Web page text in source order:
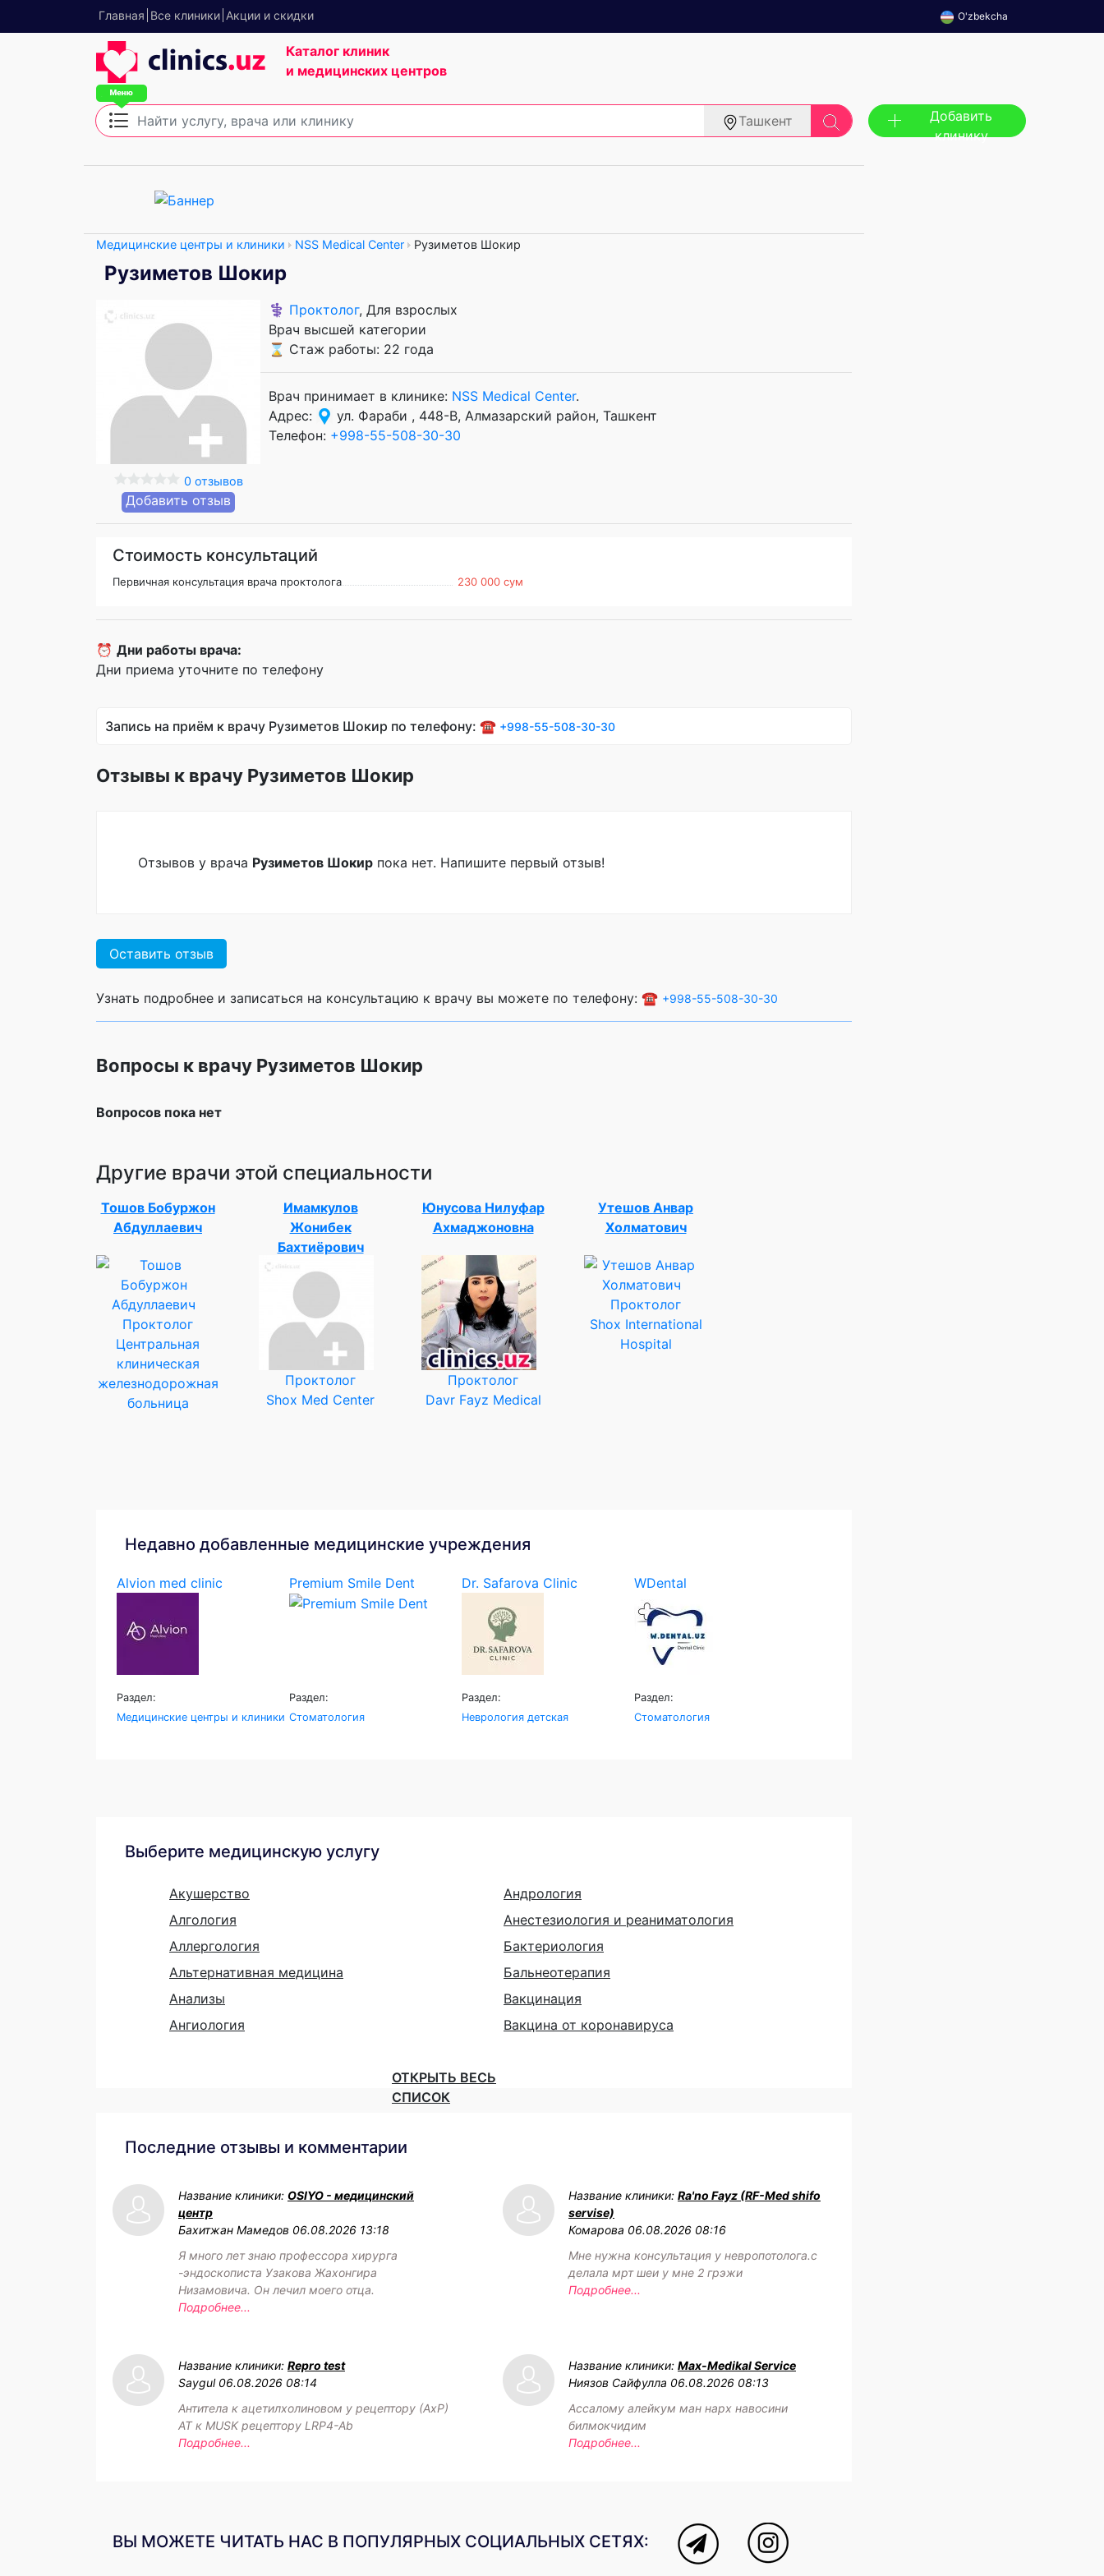
Главная Все клиники Акции и скидки O'zbekcha
Каталог клиник
и медицинских центров
Ташкент
Добавить
клинику
Медицинские центры и клиники NSS Medical Center Рузиметов Шокир
Рузиметов Шокир
0 отзывов
Добавить отзыв
⚕️ Проктолог, Для взрослых
Врач высшей категории
⌛ Стаж работы: 22 года
Врач принимает в клинике: NSS Medical Center.
Адрес:
ул. Фараби , 448-B, Алмазарский район, Ташкент
Телефон: +998-55-508-30-30
Стоимость консультаций
Первичная консультация врача проктолога 230 000 сум
⏰ Дни работы врача:
Дни приема уточните по телефону
Запись на приём к врачу Рузиметов Шокир по телефону: ☎️ +998-55-508-30-30
Отзывы к врачу Рузиметов Шокир
Отзывов у врача Рузиметов Шокир пока нет. Напишите первый отзыв!
Оставить отзыв
Узнать подробнее и записаться на консультацию к врачу вы можете по телефону: ☎️ +998-55-508-30-30
Вопросы к врачу Рузиметов Шокир
Вопросов пока нет
Другие врачи этой специальности
Тошов Бобуржон
Абдуллаевич
Проктолог
Центральная
клиническая
железнодорожная
больница
Имамкулов
Жонибек
Бахтиёрович
Проктолог
Shox Med Center
Юнусова Нилуфар
Ахмаджоновна
Проктолог
Davr Fayz Medical
Утешов Анвар
Холматович
Проктолог
Shox International
Hospital
Недавно добавленные медицинские учреждения
Alvion med clinic
Раздел:
Медицинские центры и клиники
Premium Smile Dent
Раздел:
Стоматология
Dr. Safarova Clinic
Раздел:
Неврология детская
WDental
Раздел:
Стоматология
Выберите медицинскую услугу
Акушерство
Алгология
Аллергология
Альтернативная медицина
Анализы
Ангиология
Андрология
Анестезиология и реаниматология
Бактериология
Бальнеотерапия
Вакцинация
Вакцина от коронавируса
ОТКРЫТЬ ВЕСЬ
СПИСОК
Последние отзывы и комментарии
Название клиники: OSIYO - медицинский
центр
Бахитжан Мамедов 06.08.2026 13:18
Я много лет знаю профессора хирурга
-эндоскописта Узакова Жахонгира
Низамовича. Он лечил моего отца.
Подробнее...
Название клиники: Ra'no Fayz (RF-Med shifo
servise)
Комарова 06.08.2026 08:16
Мне нужна консультация у невропотолога.с
делала мрт шеи у мне 2 грэжи
Подробнее...
Название клиники: Repro test
Saygul 06.08.2026 08:14
Антитела к ацетилхолиновом у рецептору (АхР)
АТ к MUSK рецептору LRP4-Ab
Подробнее...
Название клиники: Max-Medikal Service
Ниязов Сайфулла 06.08.2026 08:13
Ассалому алейкум ман нарх навосини
билмокчидим
Подробнее...
ВЫ МОЖЕТЕ ЧИТАТЬ НАС В ПОПУЛЯРНЫХ СОЦИАЛЬНЫХ СЕТЯХ: